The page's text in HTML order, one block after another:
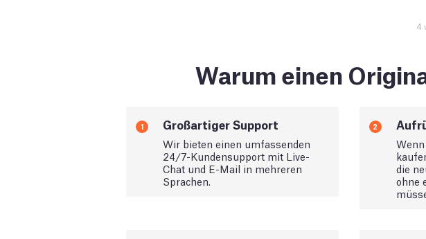
4
Warum einen
1 Großartiger Support
Wir bieten einen umfassenden
24/7-Kundensupport mit Live-
Chat und E-Mail in mehreren
Sprachen.
2
die
ohne